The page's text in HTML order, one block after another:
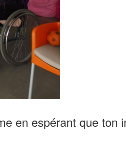
en espérant que ton